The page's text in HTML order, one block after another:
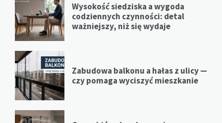
Wysokość siedziska a wygoda
codziennych czynności: detal
ważniejszy, niż się wydaje
Zabudowa balkonu a hałas z ulicy —
czy pomaga wyciszyć mieszkanie